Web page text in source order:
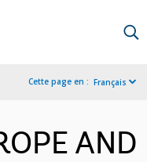
Cette page en : Français
AND